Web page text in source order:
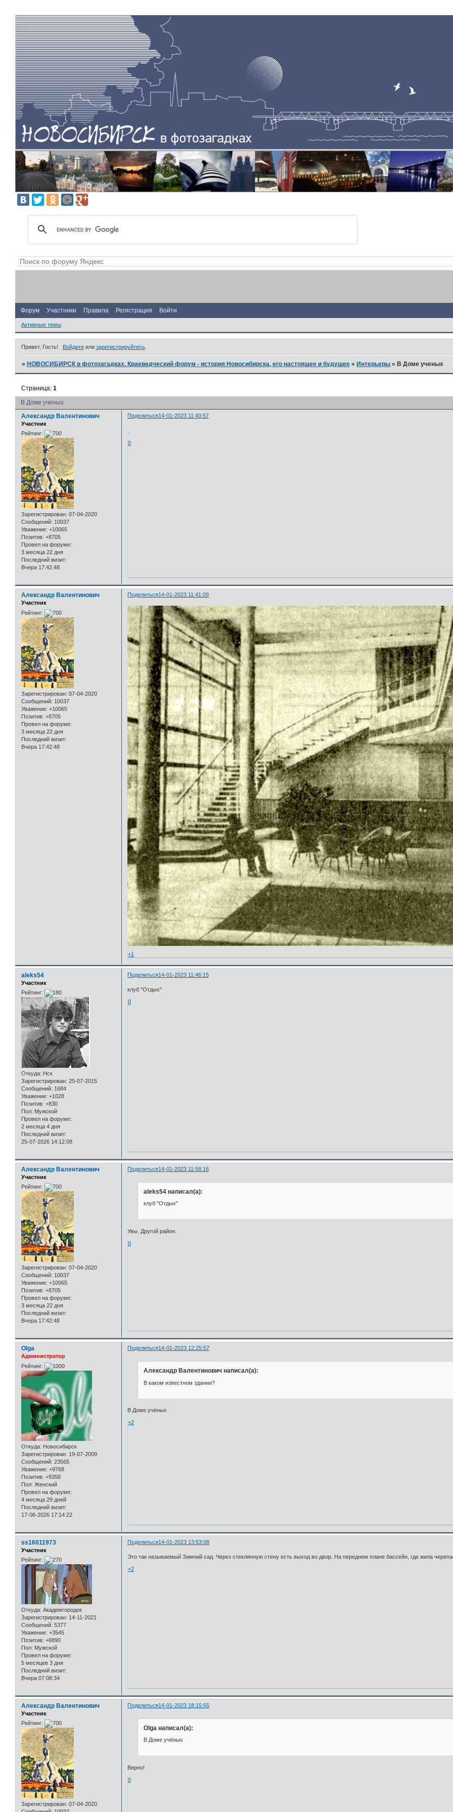
Форум Участники Правила Регистрация Войти
Активные темы
Привет, Гость! Войдитеили зарегистрируйтесь.
»НОВОСИБИРСК в фотозагадках. Краеведческий форум - история Новосибирска, его настоящее и будущее »Интерьеры »В Доме ученых
В Доме ученых
Страница:1
Поделиться14-01-2023 11:40:57
Александр Валентинович
Участник
Рейтинг:
Зарегистрирован: 07-04-2020
Сообщений: 10037
Уважение: +10065
Позитив: +8705
Провел на форуме:
3 месяца 22 дня
Последний визит:
Вчера 17:42:48
0
Поделиться14-01-2023 11:41:09
Александр Валентинович
Участник
Рейтинг:
Зарегистрирован: 07-04-2020
Сообщений: 10037
Уважение: +10065
Позитив: +8705
Провел на форуме:
3 месяца 22 дня
Последний визит:
Вчера 17:42:48
+1
Поделиться14-01-2023 11:46:15
aleks54
Участник
Рейтинг:
Откуда: Нск
Зарегистрирован: 25-07-2015
Сообщений: 1684
Уважение: +1028
Позитив: +830
Пол: Мужской
Провел на форуме:
2 месяца 4 дня
Последний визит:
25-07-2026 14:12:08
клуб "Отдых"
0
Поделиться14-01-2023 11:58:16
Александр Валентинович
Участник
Рейтинг:
Зарегистрирован: 07-04-2020
Сообщений: 10037
Уважение: +10065
Позитив: +8705
Провел на форуме:
3 месяца 22 дня
Последний визит:
Вчера 17:42:48
aleks54 написал(а):
клуб "Отдых"
Увы. Другой район.
0
Поделиться14-01-2023 12:25:57
Olga
Администратор
Рейтинг:
Откуда: Новосибирск
Зарегистрирован: 19-07-2009
Сообщений: 23565
Уважение: +9768
Позитив: +9358
Пол: Женский
Провел на форуме:
4 месяца 29 дней
Последний визит:
17-06-2026 17:14:22
Александр Валентинович написал(а):
В каком известном здании?
В Доме учёных
+2
Поделиться14-01-2023 13:53:08
ss16011973
Участник
Рейтинг:
Откуда: Академгородок
Зарегистрирован: 14-11-2021
Сообщений: 5377
Уважение: +3545
Позитив: +6890
Пол: Мужской
Провел на форуме:
5 месяцев 3 дня
Последний визит:
Вчера 07:08:34
Это так называемый Зимний сад. Через стеклянную стену есть выход во двор. На переднем плане бассейн, где жила
+2
Поделиться14-01-2023 18:15:55
Александр Валентинович
Участник
Рейтинг:
Зарегистрирован: 07-04-2020
Olga написал(а):
В Доме учёных
Верно!
0